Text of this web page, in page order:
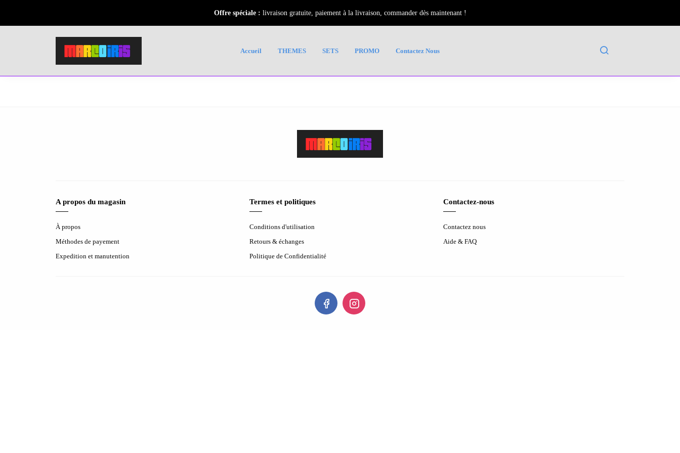
Offre spéciale : livraison gratuite, paiement à la livraison, commander dès maintenant !
Accueil THEMES SETS PROMO Contactez Nous
A propos du magasin
À propos
Méthodes de payement
Expedition et manutention
Termes et politiques
Conditions d'utilisation
Retours & échanges
Politique de Confidentialité
Contactez-nous
Contactez nous
Aide & FAQ